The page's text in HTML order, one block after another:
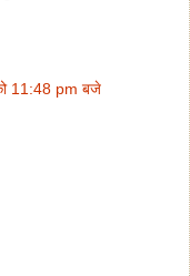
11:48 pm बजे